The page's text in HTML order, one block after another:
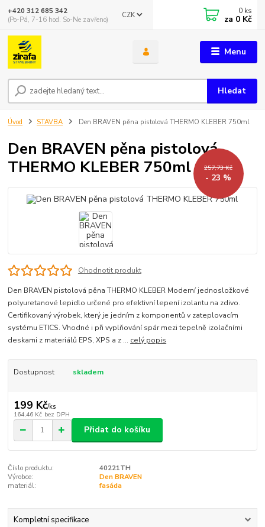
Menu
CZK
Hledat
+420 312 685 342
(Po-Pá, 7-16 hod. So-Ne zavřeno)
0 ks
za 0 Kč
Úvod STAVBA Den BRAVEN pěna pistolová THERMO KLEBER 750ml
Den BRAVEN pěna pistolová
THERMO KLEBER 750ml
257,73 Kč
- 23 %
Ohodnotit produkt
Den BRAVEN pistolová pěna THERMO KLEBER Moderní jednosložkové
polyuretanové lepidlo určené pro efektivní lepení izolantu na zdivo.
Certifikovaný výrobek, který je jedním z komponentů v zateplovacím
systému ETICS. Vhodné i při vyplňování spár mezi tepelně izolačními
deskami z materiálů EPS, XPS a z ... celý popis
Dostupnost skladem
199 Kč/ks
164,46 Kč bez DPH
Přidat do košíku
Číslo produktu:
40221TH
Výrobce:
Den BRAVEN
materiál:
fasáda
Kompletní specifikace